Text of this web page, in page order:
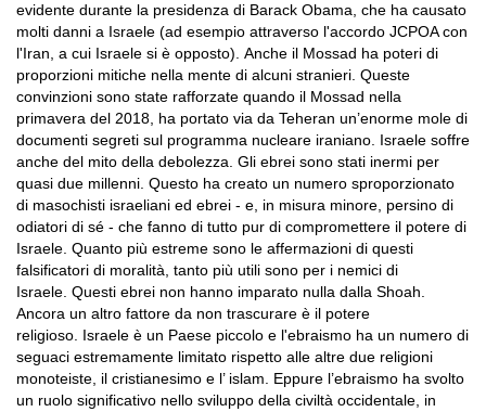
evidente durante la presidenza di Barack Obama, che ha causato
molti danni a Israele (ad esempio attraverso l'accordo JCPOA con
l'Iran, a cui Israele si è opposto). Anche il Mossad ha poteri di
proporzioni mitiche nella mente di alcuni stranieri. Queste
convinzioni sono state rafforzate quando il Mossad nella
primavera del 2018, ha portato via da Teheran un’enorme mole di
documenti segreti sul programma nucleare iraniano. Israele soffre
anche del mito della debolezza. Gli ebrei sono stati inermi per
quasi due millenni. Questo ha creato un numero sproporzionato
di masochisti israeliani ed ebrei - e, in misura minore, persino di
odiatori di sé - che fanno di tutto pur di compromettere il potere di
Israele. Quanto più estreme sono le affermazioni di questi
falsificatori di moralità, tanto più utili sono per i nemici di
Israele. Questi ebrei non hanno imparato nulla dalla Shoah.
Ancora un altro fattore da non trascurare è il potere
religioso. Israele è un Paese piccolo e l'ebraismo ha un numero di
seguaci estremamente limitato rispetto alle altre due religioni
monoteiste, il cristianesimo e l’ islam. Eppure l’ebraismo ha svolto
un ruolo significativo nello sviluppo della civiltà occidentale, in